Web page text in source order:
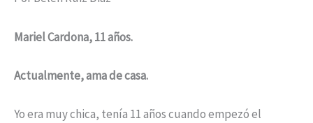
Mariel Cardona, 11 años.
Actualmente, ama de casa.
Yo era muy chica, tenía 11 años cuando empezó el